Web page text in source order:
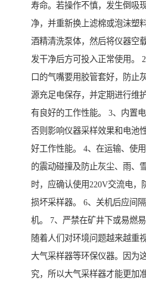
寿命。若操作不慎，发生倒吸
净，并重新换上滤棉或泡沫塑
酒精清洗泵体，然后将仪器空
发干净后方可投入正常使用。
口的气嘴要用胶管套好，防止
源充足电保存，并定期进行维
有良好的工作性能。 3、内置
否则影响仪器采样效果和电池
好工作性能。 4、在运输、使
的震动碰撞及防止灰尘、雨、
时，应确认使用220V交流电，
损坏采样器。 6、关机后应间
机。 7、严禁在矿井下或易燃易
随着人们对环境问题越来越重
大气采样器等环保仪器。因为
究，所以大气采样器才能更加